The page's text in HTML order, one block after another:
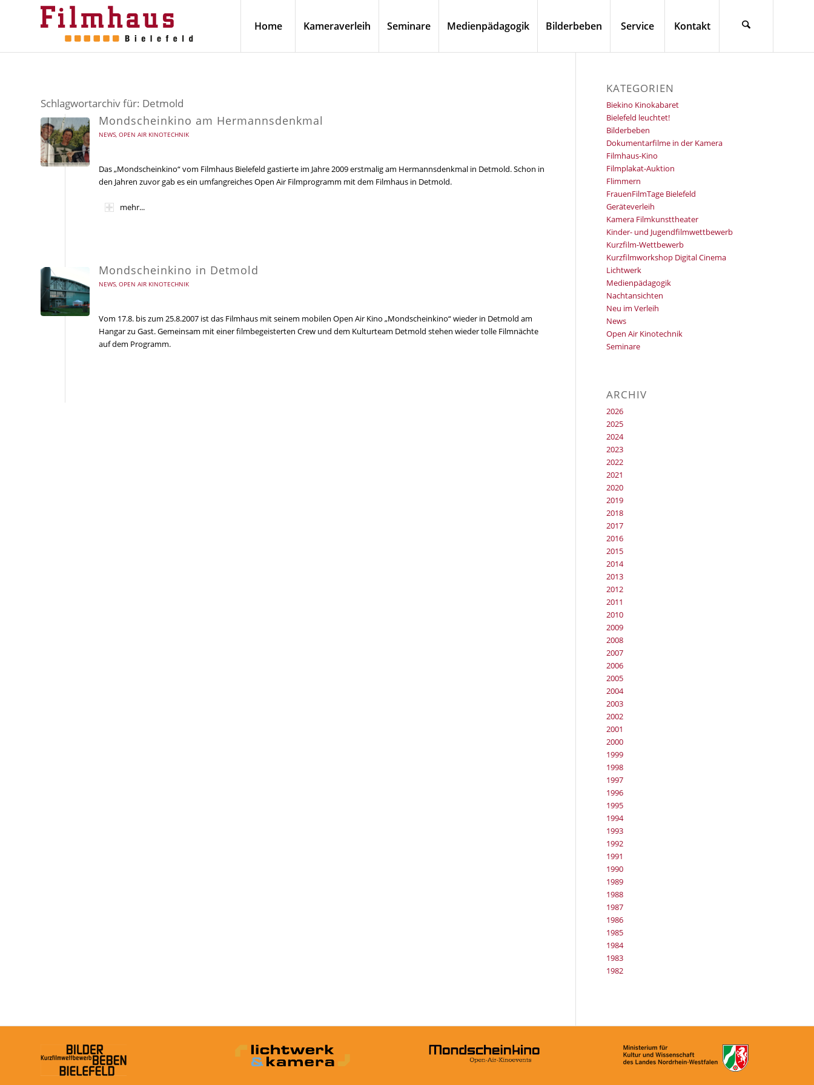
Home Kameraverleih Seminare Medienpädagogik Bilderbeben Service Kontakt
Schlagwortarchiv für: Detmold
Mondscheinkino am Hermannsdenkmal
NEWS, OPEN AIR KINOTECHNIK
Das „Mondscheinkino“ vom Filmhaus Bielefeld gastierte im Jahre 2009 erstmalig am Hermannsdenkmal in Detmold. Schon in
den Jahren zuvor gab es ein umfangreiches Open Air Filmprogramm mit dem Filmhaus in Detmold.
mehr...
Mondscheinkino in Detmold
NEWS, OPEN AIR KINOTECHNIK
Vom 17.8. bis zum 25.8.2007 ist das Filmhaus mit seinem mobilen Open Air Kino „Mondscheinkino“ wieder in Detmold am
Hangar zu Gast. Gemeinsam mit einer filmbegeisterten Crew und dem Kulturteam Detmold stehen wieder tolle Filmnächte
auf dem Programm.
KATEGORIEN
Biekino Kinokabaret
Bielefeld leuchtet!
Bilderbeben
Dokumentarfilme in der Kamera
Filmhaus-Kino
Filmplakat-Auktion
Flimmern
FrauenFilmTage Bielefeld
Geräteverleih
Kamera Filmkunsttheater
Kinder- und Jugendfilmwettbewerb
Kurzfilm-Wettbewerb
Kurzfilmworkshop Digital Cinema
Lichtwerk
Medienpädagogik
Nachtansichten
Neu im Verleih
News
Open Air Kinotechnik
Seminare
ARCHIV
2026
2025
2024
2023
2022
2021
2020
2019
2018
2017
2016
2015
2014
2013
2012
2011
2010
2009
2008
2007
2006
2005
2004
2003
2002
2001
2000
1999
1998
1997
1996
1995
1994
1993
1992
1991
1990
1989
1988
1987
1986
1985
1984
1983
1982